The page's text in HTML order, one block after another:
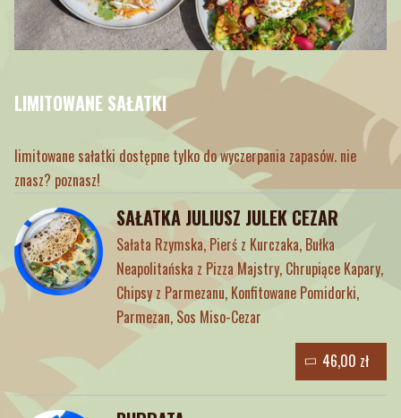
LIMITOWANE SAŁATKI
limitowane sałatki dostępne tylko do wyczerpania zapasów. nie
znasz? poznasz!
SAŁATKA JULIUSZ JULEK CEZAR
Sałata Rzymska, Pierś z Kurczaka, Bułka
Neapolitańska z Pizza Majstry, Chrupiące Kapary,
Chipsy z Parmezanu, Konfitowane Pomidorki,
Parmezan, Sos Miso-Cezar